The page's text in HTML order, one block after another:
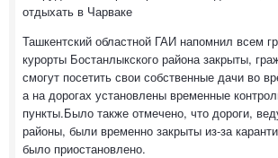
отдыхать в Чарваке
Ташкентский областной ГАИ напомнил всем
курорты Бостанлыкского района закрыты,
смогут посетить свои собственные дачи во
а на дорогах установлены временные
пункты.Было также отмечено, что дороги,
районы, были временно закрыты из-за
было приостановлено.